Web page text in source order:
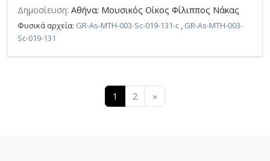
Δημοσίευση: Αθήνα: Μουσικός Οίκος Φίλιππος Νάκας
Φυσικά αρχεία: GR-As-MTH-003-Sc-019-131-c , GR-As-MTH-003-
Sc-019-131
1 (current)
2 »